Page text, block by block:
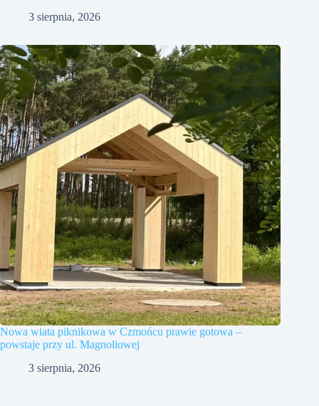
3 sierpnia, 2026
Nowa wiata piknikowa w Czmońcu prawie gotowa –
powstaje przy ul. Magnoliowej
3 sierpnia, 2026